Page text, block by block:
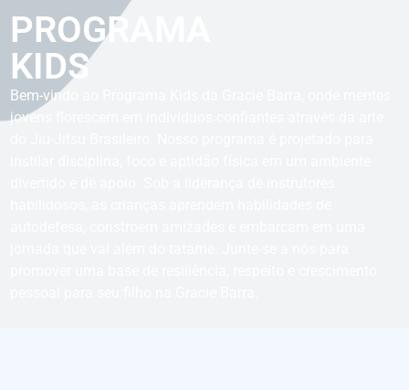
PROGRAMA
KIDS
Bem-vindo ao Programa Kids da Gracie Barra, onde mentes
jovens florescem em indivíduos confiantes através da arte